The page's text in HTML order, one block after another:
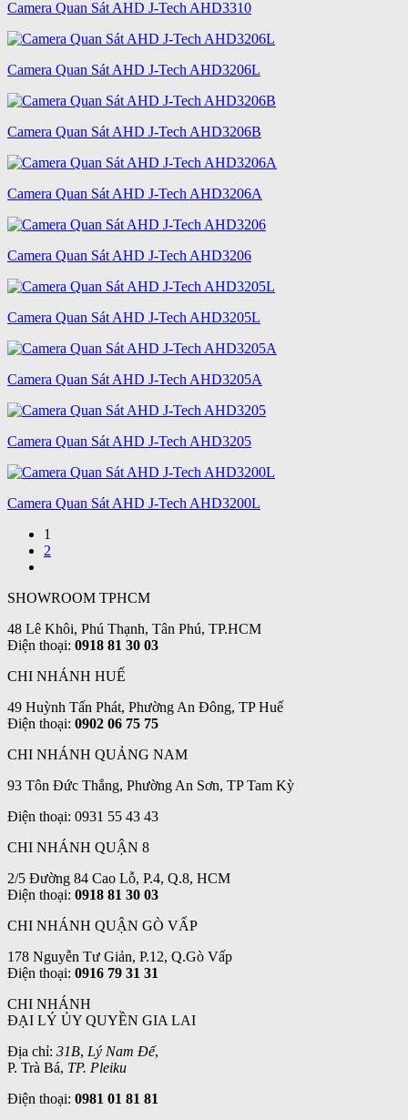
Camera Quan Sát AHD J-Tech AHD3310
Camera Quan Sát AHD J-Tech AHD3206L
Camera Quan Sát AHD J-Tech AHD3206B
Camera Quan Sát AHD J-Tech AHD3206A
Camera Quan Sát AHD J-Tech AHD3206
Camera Quan Sát AHD J-Tech AHD3205L
Camera Quan Sát AHD J-Tech AHD3205A
Camera Quan Sát AHD J-Tech AHD3205
Camera Quan Sát AHD J-Tech AHD3200L
1
2
SHOWROOM TPHCM
48 Lê Khôi, Phú Thạnh, Tân Phú, TP.HCM
Điện thoại: 0918 81 30 03
CHI NHÁNH HUẾ
49 Huỳnh Tấn Phát, Phường An Đông, TP Huế
Điện thoại: 0902 06 75 75
CHI NHÁNH QUẢNG NAM
93 Tôn Đức Thắng, Phường An Sơn, TP Tam Kỳ
Điện thoại: 0931 55 43 43
CHI NHÁNH QUẬN 8
2/5 Đường 84 Cao Lỗ, P.4, Q.8, HCM
Điện thoại: 0918 81 30 03
CHI NHÁNH QUẬN GÒ VẤP
178 Nguyễn Tư Giản, P.12, Q.Gò Vấp
Điện thoại: 0916 79 31 31
CHI NHÁNH
ĐẠI LÝ ỦY QUYỀN GIA LAI
Địa chỉ: 31B, Lý Nam Đế,
P. Trà Bá, TP. Pleiku
Điện thoại: 0981 01 81 81